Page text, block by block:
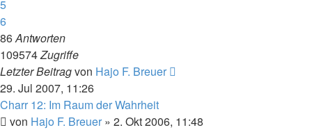
5
6
86Antworten
109574Zugriffe
Letzter Beitragvon Hajo F. Breuer
29. Jul 2007, 11:26
Charr 12: Im Raum der Wahrheit
von Hajo F. Breuer » 2. Okt 2006, 11:48